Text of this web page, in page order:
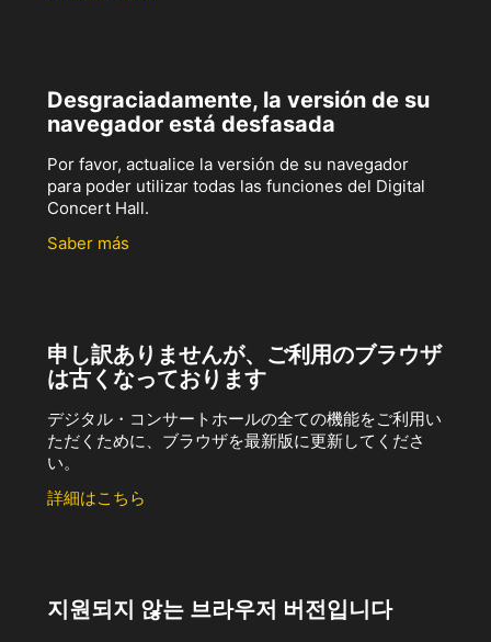
Desgraciadamente, la versión de su
navegador está desfasada
Por favor, actualice la versión de su navegador
para poder utilizar todas las funciones del Digital
Concert Hall.
Saber más
申し訳ありませんが、ご利用のブラウザ
は古くなっております
デジタル・コンサートホールの全ての機能をご利用い
ただくために、ブラウザを最新版に更新してくださ
い。
詳細はこちら
지원되지 않는 브라우저 버전입니다